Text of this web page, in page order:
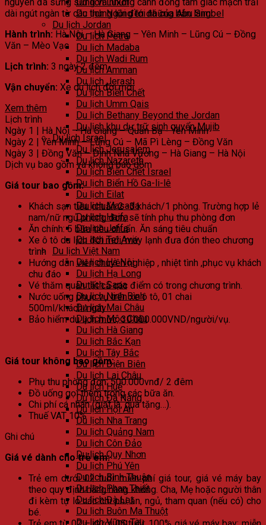
Du lịch Ngôi đền đá của Abu Simbel
Du lịch Jordan
Du lịch Petra
Du lịch Madaba
Du lịch Wadi Rum
Du lịch Amman
Du lịch Jerash
Du lịch Biển Chết
Du lịch Umm Qais
Du lịch Bethany Beyond the Jordan
Du lịch khu dự trữ sinh quyển Mujib
Du lịch Israel
Du lịch Jerusalem
Du lịch Nazareth
Du lịch Biển Chết Israel
Du lịch Biển Hồ Ga-li-lê
Du lịch Eilat
Du lịch Masada
Du lịch Haifa
Du lịch Jaffa
Du lịch Tel Aviv
Du lịch Việt Nam
Du lịch Hà Nội
Du lịch Hạ Long
Du lịch Sapa
Du lịch Ninh Bình
Du lịch Mai Châu
Du lịch Mộc Châu
Du lịch Hà Giang
Du lịch Bắc Kạn
Du lịch Tây Bắc
Du lịch Điện Biên
Du lịch Lai Châu
Du lịch Huế
Du lịch Đà Nẵng
Du lịch Hội An
Du lịch Nha Trang
Du lịch Quảng Nam
Du lịch Côn Đảo
Du lịch Quy Nhơn
Du lịch Phú Yên
Du lịch Bình Thuận
Du lịch Phan Thiết
Du lịch Đà Lạt
Du lịch Buôn Ma Thuột
Du lịch Vũng Tàu
dài ngút ngàn từ các thung lũng tới những bản làng.
Hành trình: Hà Nội – Hà Giang – Yên Minh – Lũng Cú – Đồng
Văn – Mèo Vạc
Lịch trình: 3 ngày 2 đêm
Vận chuyển: Xe du lịch đời mới.
Xem thêm
Lịch trình
Ngày 1 | Hà Nội – Hà Giang – Quản Bạ - Yên Minh
Ngày 2 | Yên Minh – Lũng Cú – Mã Pì Lèng – Đồng Văn
Ngày 3 | Đồng Văn – Dinh Nhà Vương – Hà Giang – Hà Nội
Dịch vụ bao gồm và không bao gồm
Giá tour bao gồm:
Khách sạn tiêu chuẩn 2 -3 khách/1 phòng. Trường hợp lẻ
nam/nữ ngủ phòng đơn, sẽ tính phụ thu phòng đơn
Ăn chính: 5 bữa tiêu chuẩn. Ăn sáng tiêu chuẩn
Xe ô tô du lịch đời mới, máy lạnh đưa đón theo chương
trình
Hướng dẫn viên chuyên nghiệp , nhiệt tình ,phục vụ khách
chu đáo
Vé thăm quan tất cả các điểm có trong chương trình.
Nước uống phục vụ trên xe ô tô, 01 chai
500ml/khách/ngày
Bảo hiểm du lịch mức: 30.000.000VND/người/vụ.
Giá tour không bao gồm:
Phụ thu phòng đơn: 500.000vnđ/ 2 đêm
Đồ uống gọi thêm trong các bữa ăn.
Chi phí cá nhân (giặt là, quà tặng…).
Thuế VAT 10%
Ghi chú
Giá vé dành cho trẻ em:
Trẻ em dưới 02 tuổi: miễn phí giá tour, giá vé máy bay
theo quy định hãng hàng không. Cha, Mẹ hoặc người thân
đi kèm tự lo các chi phí ăn, ngủ, tham quan (nếu có) cho
bé.